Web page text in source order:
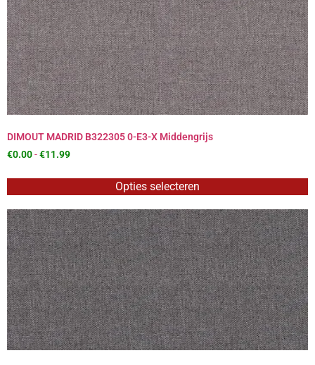
DIMOUT MADRID B322305 0-E3-X Middengrijs
€0.00-€11.99
Opties selecteren